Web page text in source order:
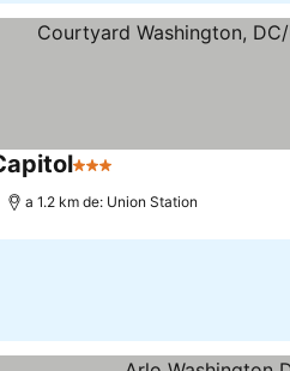
3 Estrellas
a 1.2 km de: Union Station